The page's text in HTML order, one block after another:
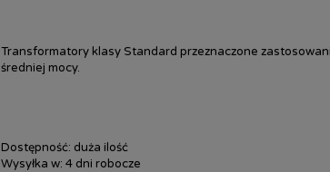
Transformatory klasy Standard przeznaczone
średniej mocy.
Dostępność: duża ilość
Wysyłka w: 4 dni robocze